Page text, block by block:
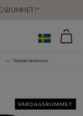
Snabb leverans
VARDAGSRUMMET